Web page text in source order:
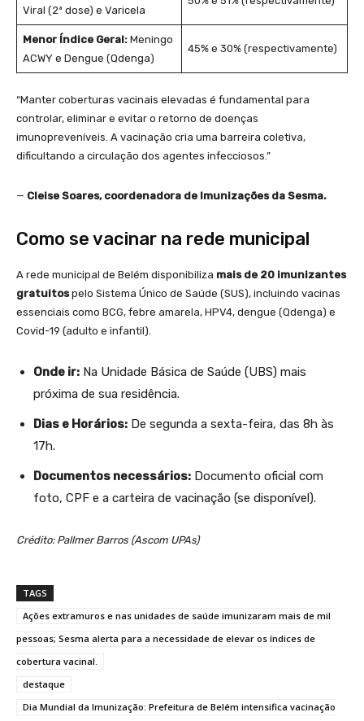
Viral (2ª dose) e Varicela
Menor Índice Geral:Meningo
ACWY e Dengue (Qdenga)
45% e 30% (respectivamente)
“Manter coberturas vacinais elevadas é fundamental para
controlar, eliminar e evitar o retorno de doenças
imunopreveníveis. A vacinação cria uma barreira coletiva,
dificultando a circulação dos agentes infecciosos.”
— Cleise Soares, coordenadora de Imunizações da Sesma.
Como se vacinar na rede municipal
A rede municipal de Belém disponibiliza mais de 20 imunizantes
gratuitospelo Sistema Único de Saúde (SUS), incluindo vacinas
essenciais como BCG, febre amarela, HPV4, dengue (Qdenga) e
Covid-19 (adulto e infantil).
Onde ir: Na Unidade Básica de Saúde (UBS) mais
próxima de sua residência.
Dias e Horários: De segunda a sexta-feira, das 8h às
17h.
Documentos necessários: Documento oficial com
foto, CPF e a carteira de vacinação (se disponível).
Crédito: Pallmer Barros (Ascom UPAs)
TAGS
Ações extramuros e nas unidades de saúde imunizaram mais de mil
pessoas; Sesma alerta para a necessidade de elevar os índices de
cobertura vacinal.
destaque
Dia Mundial da Imunização: Prefeitura de Belém intensifica vacinação